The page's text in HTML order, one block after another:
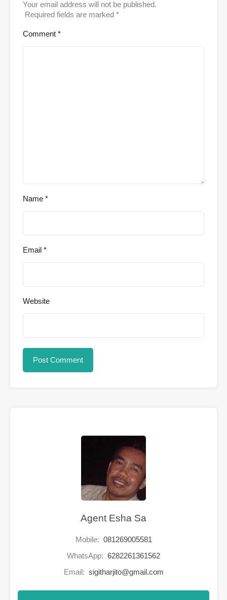
Your email address will not be published.
Required fields are marked *
Comment *
Name *
Email *
Website
Agent Esha Sa
Mobile: 081269005581
WhatsApp: 6282261361562
Email: sigitharjito@gmail.com